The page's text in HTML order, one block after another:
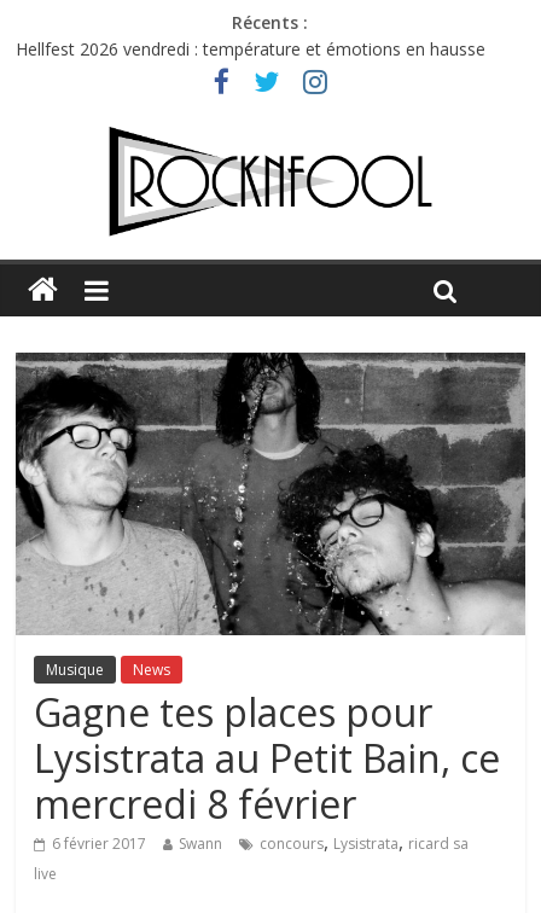
Récents :
Hellfest 2026 vendredi : température et émotions en hausse
Hellfest 2026 jeudi : impossible de choisir entre chaleur et bonne
Première édition du Midgard Festival : entre bière, métal et
Charlie Puth à l’Olympia : la leçon de pop du Professeur Puth
Jon Spencer & the HITmakers : coup de chaud au café Atlantik
Musique News
Gagne tes places pour
Lysistrata au Petit Bain, ce
mercredi 8 février
6 février 2017 Swann concours, Lysistrata, ricard sa
live